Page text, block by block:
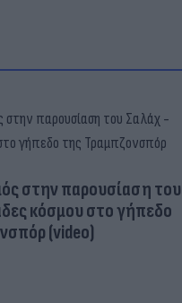
στην παρουσίαση του
κόσμου στο γήπεδο
(video)